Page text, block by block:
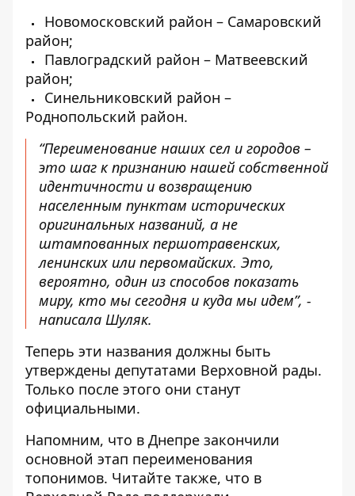
Новомосковский район – Самаровский
район;
Павлоградский район – Матвеевский
район;
Синельниковский район –
Роднопольский район.
“Переименование наших сел и городов –
это шаг к признанию нашей собственной
идентичности и возвращению
населенным пунктам исторических
оригинальных названий, а не
штампованных першотравенских,
ленинских или первомайских. Это,
вероятно, один из способов показать
миру, кто мы сегодня и куда мы идем”, -
написала Шуляк.
Теперь эти названия должны быть
утверждены депутатами Верховной рады.
Только после этого они станут
официальными.
Напомним, что в Днепре закончили
основной этап переименования
топонимов. Читайте также, что в